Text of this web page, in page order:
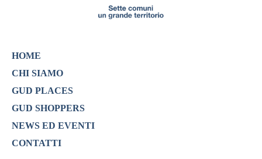
HOME
CHI SIAMO
GUD PLACES
GUD SHOPPERS
NEWS ED EVENTI
CONTATTI